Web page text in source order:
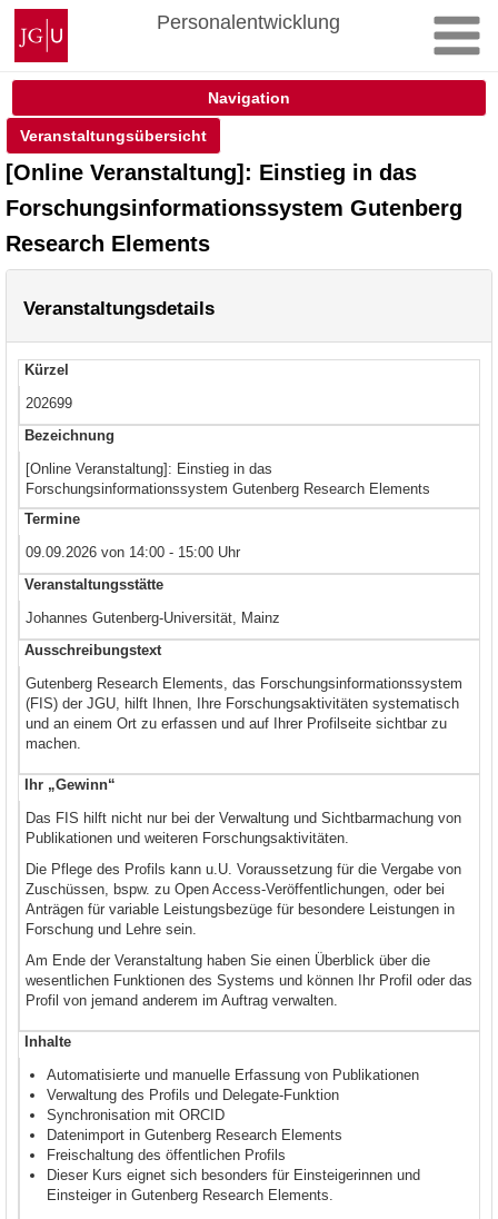
Zum
Inhalt
springen
Johannes
Gutenberg-
Universität
Personalentwicklung
Navigation
Veranstaltungsübersicht
[Online Veranstaltung]: Einstieg in das
Forschungsinformationssystem Gutenberg
Research Elements
Veranstaltungsdetails
Kürzel
202699
Bezeichnung
[Online Veranstaltung]: Einstieg in das
Forschungsinformationssystem Gutenberg Research Elements
Termine
09.09.2026 von 14:00 - 15:00 Uhr
Veranstaltungsstätte
Johannes Gutenberg-Universität, Mainz
Ausschreibungstext
Gutenberg Research Elements, das Forschungsinformationssystem
(FIS) der JGU, hilft Ihnen, Ihre Forschungsaktivitäten systematisch
und an einem Ort zu erfassen und auf Ihrer Profilseite sichtbar zu
machen.
Ihr „Gewinn“
Das FIS hilft nicht nur bei der Verwaltung und Sichtbarmachung von
Publikationen und weiteren Forschungsaktivitäten.
Die Pflege des Profils kann u.U. Voraussetzung für die Vergabe von
Zuschüssen, bspw. zu Open Access-Veröffentlichungen, oder bei
Anträgen für variable Leistungsbezüge für besondere Leistungen in
Forschung und Lehre sein.
Am Ende der Veranstaltung haben Sie einen Überblick über die
wesentlichen Funktionen des Systems und können Ihr Profil oder das
Profil von jemand anderem im Auftrag verwalten.
Inhalte
Automatisierte und manuelle Erfassung von Publikationen
Verwaltung des Profils und Delegate-Funktion
Synchronisation mit ORCID
Datenimport in Gutenberg Research Elements
Freischaltung des öffentlichen Profils
Dieser Kurs eignet sich besonders für Einsteigerinnen und
Einsteiger in Gutenberg Research Elements.